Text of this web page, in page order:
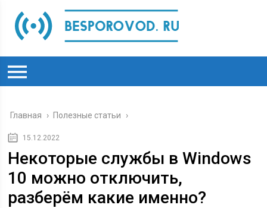
Главная › Полезные статьи ›
15.12.2022
Некоторые службы в Windows
10 можно отключить,
разберём какие именно?